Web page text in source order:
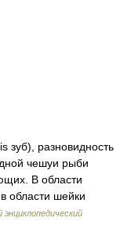
зуб), разновидность
чешуи рыби
В области
области шейки
энциклопедический